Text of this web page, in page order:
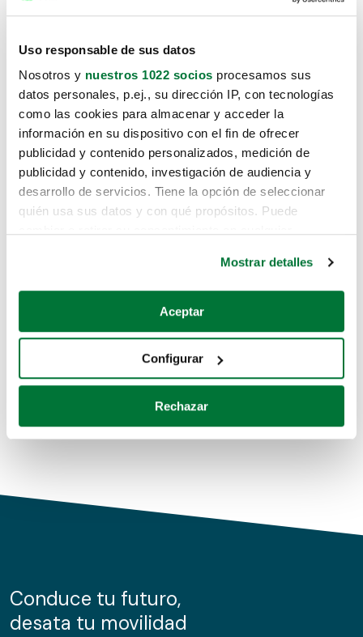
Uso responsable de sus datos
Nosotros y nuestros 1022 socios procesamos sus
datos personales, p.ej., su dirección IP, con tecnologías
como las cookies para almacenar y acceder la
información en su dispositivo con el fin de ofrecer
publicidad y contenido personalizados, medición de
publicidad y contenido, investigación de audiencia y
desarrollo de servicios. Tiene la opción de seleccionar
quién usa sus datos y con qué propósitos. Puede
Si lo permite, también quisiéramos:
Recopilar información sobre su ubicación geográfica
Identificar su dispositivo analizándolo activamente
para buscar características específicas (huellas
Obtenga más información sobre cómo se procesan sus
de cookies.
información sobre el uso que haga del sitio web con
nuestros partners de redes sociales, publicidad y análisis
Mostrar detalles
Aceptar
Configurar
Rechazar
Lo sentimos, no sabemos como
te hemos traido hasta aquí.
Pero puedes encontrar el coche que estás
buscando en alguno de estos enlaces:
Coches de segunda mano
Coches de km0
Conduce tu futuro,
desata tu movilidad